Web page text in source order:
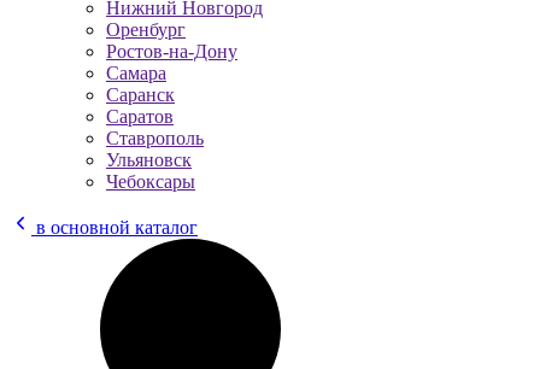
Нижний Новгород
Оренбург
Ростов-на-Дону
Самара
Саранск
Саратов
Ставрополь
Ульяновск
Чебоксары
в основной каталог